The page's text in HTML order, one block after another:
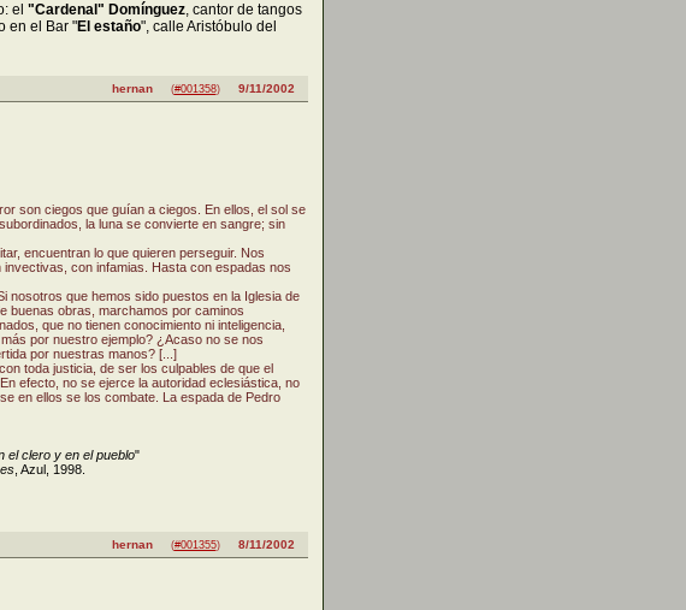
el "Cardenal" Domínguez, cantor de tangos
en el Bar "El estaño", calle Aristóbulo del
hernan (#001358) 9/11/2002
son ciegos que guían a ciegos. En ellos, el sol se
la luna se convierte en sangre; sin
encuentran lo que quieren perseguir. Nos
con infamias. Hasta con espadas nos
nosotros que hemos sido puestos en la Iglesia de
buenas obras, marchamos por caminos
que no tienen conocimiento ni inteligencia,
por nuestro ejemplo? ¿Acaso no se nos
por nuestras manos? [...]
toda justicia, de ser los culpables de que el
efecto, no se ejerce la autoridad eclesiástica, no
en ellos se los combate. La espada de Pedro
el clero y en el pueblo"
, Azul, 1998.
hernan (#001355) 8/11/2002